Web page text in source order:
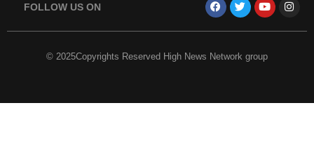
FOLLOW US ON
© 2025Copyrights Reserved High News Network group